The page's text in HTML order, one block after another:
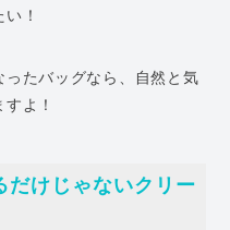
！
たバッグなら、自然と気
よ！
だけじゃないクリー